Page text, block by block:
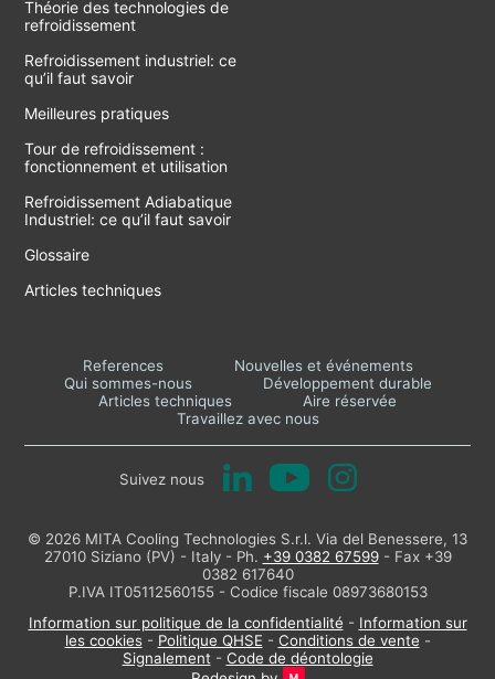
Théorie des technologies de
refroidissement
Refroidissement industriel: ce
qu’il faut savoir
Meilleures pratiques
Tour de refroidissement :
fonctionnement et utilisation
Refroidissement Adiabatique
Industriel: ce qu’il faut savoir
Glossaire
Articles techniques
References
Nouvelles et événements
Qui sommes-nous
Développement durable
Articles techniques
Aire réservée
Travaillez avec nous
Suivez nous
© 2026 MITA Cooling Technologies S.r.l. Via del Benessere, 13
27010 Siziano (PV) - Italy - Ph. +39 0382 67599- Fax +39
0382 617640
P.IVA IT05112560155 - Codice fiscale 08973680153
Information sur politique de la confidentialité - Information sur
les cookies- Politique QHSE - Conditions de vente -
Signalement- Code de déontologie